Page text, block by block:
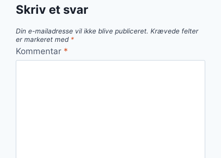
Skriv et svar
Din e-mailadresse vil ikke blive publiceret. Krævede felter
er markeret med *
Kommentar *